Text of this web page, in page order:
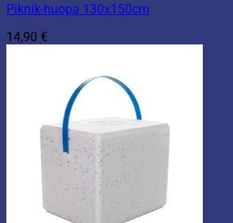
Piknik-huopa 130x150cm
14,90 €